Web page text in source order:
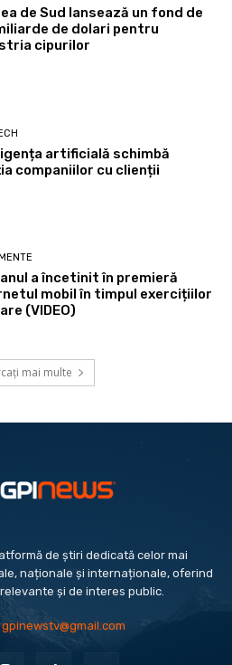
de Sud lansează un fond de
de dolari pentru
cipurilor
artificială schimbă
companiilor cu clienții
a încetinit în premieră
mobil în timpul exercițiilor
(VIDEO)
mai multe
de știri dedicată celor mai
naționale și internaționale, oferind
și de interes public.
gpinewstv@gmail.com